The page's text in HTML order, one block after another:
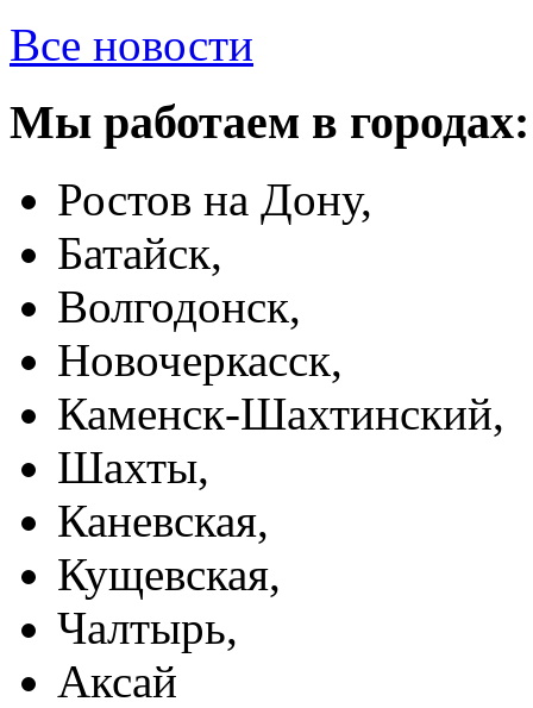
Все новости
Мы работаем в городах:
Ростов на Дону,
Батайск,
Волгодонск,
Новочеркасск,
Каменск-Шахтинский,
Шахты,
Каневская,
Кущевская,
Чалтырь,
Аксай